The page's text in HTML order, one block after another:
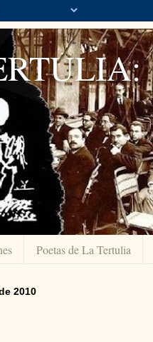
Poetas de La Tertulia
2010